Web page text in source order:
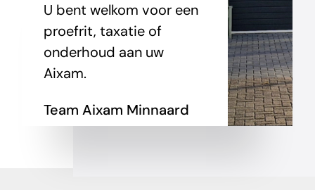
U bent welkom voor een
proefrit, taxatie of
onderhoud aan uw
Aixam.
Team Aixam Minnaard